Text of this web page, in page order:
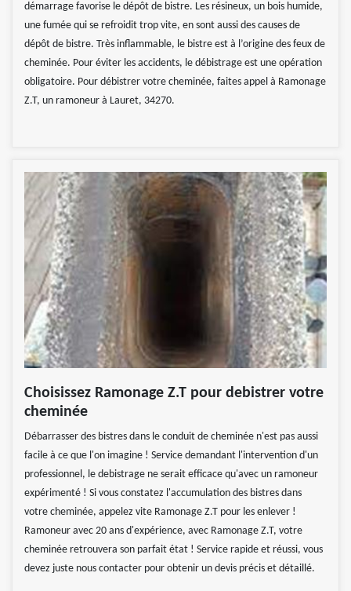
démarrage favorise le dépôt de bistre. Les résineux, un bois humide,
une fumée qui se refroidit trop vite, en sont aussi des causes de
dépôt de bistre. Très inflammable, le bistre est à l’origine des feux de
cheminée. Pour éviter les accidents, le débistrage est une opération
obligatoire. Pour débistrer votre cheminée, faites appel à Ramonage
Z.T, un ramoneur à Lauret, 34270.
Choisissez Ramonage Z.T pour debistrer votre
cheminée
Débarrasser des bistres dans le conduit de cheminée n'est pas aussi
facile à ce que l'on imagine ! Service demandant l'intervention d'un
professionnel, le debistrage ne serait efficace qu'avec un ramoneur
expérimenté ! Si vous constatez l'accumulation des bistres dans
votre cheminée, appelez vite Ramonage Z.T pour les enlever !
Ramoneur avec 20 ans d'expérience, avec Ramonage Z.T, votre
cheminée retrouvera son parfait état ! Service rapide et réussi, vous
devez juste nous contacter pour obtenir un devis précis et détaillé.